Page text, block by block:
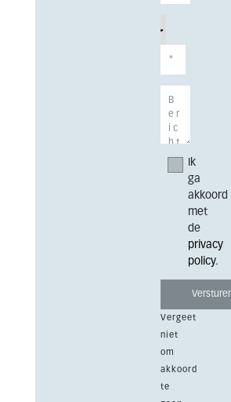
Ik
ga
akkoord
met
de
privacy
policy.
Vergeet
niet
om
akkoord
te